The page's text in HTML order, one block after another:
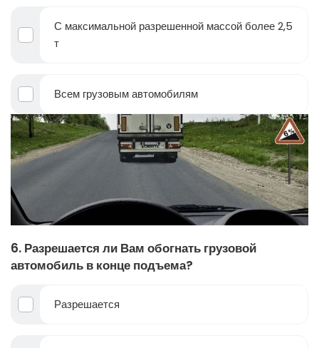
С максимальной разрешенной массой более 2,5
т
Всем грузовым автомобилям
6. Разрешается ли Вам обогнать грузовой
автомобиль в конце подъема?
Разрешается